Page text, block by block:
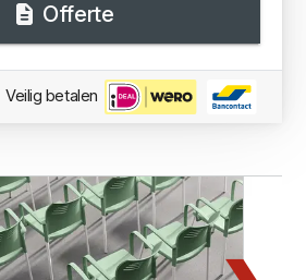
Offerte
Veilig betalen